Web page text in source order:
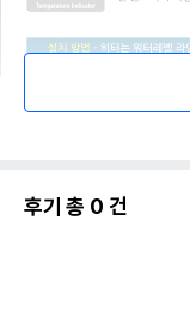
후기 총 0 건